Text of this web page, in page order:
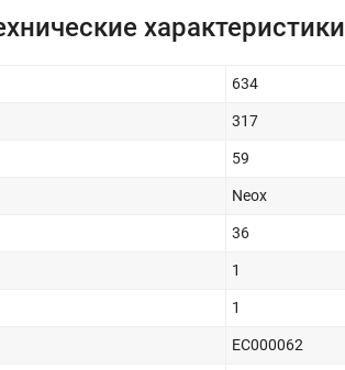
характеристики
634
317
59
Neox
36
1
1
EC000062